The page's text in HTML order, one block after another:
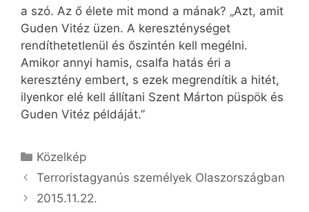
a szó. Az ő élete mit mond a mának? „Azt, amit
Guden Vitéz üzen. A kereszténységet
rendíthetetlenül és őszintén kell megélni.
Amikor annyi hamis, csalfa hatás éri a
keresztény embert, s ezek megrendítik a hitét,
ilyenkor elé kell állítani Szent Márton püspök és
Guden Vitéz példáját.”
Kategória
Közelkép
Terroristagyanús személyek Olaszországban
2015.11.22.